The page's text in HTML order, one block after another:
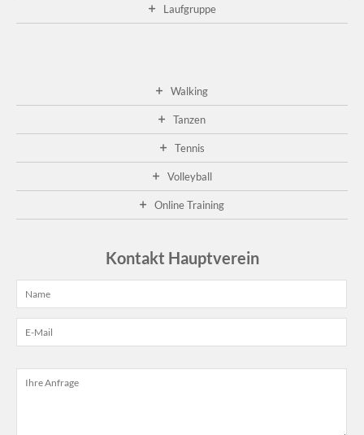
Laufgruppe
Walking
Tanzen
Tennis
Volleyball
Online Training
Kontakt Hauptverein